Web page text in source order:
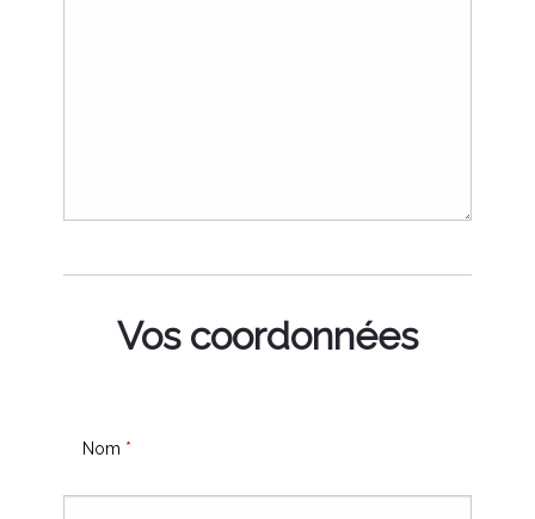
Vos coordonnées
Nom *